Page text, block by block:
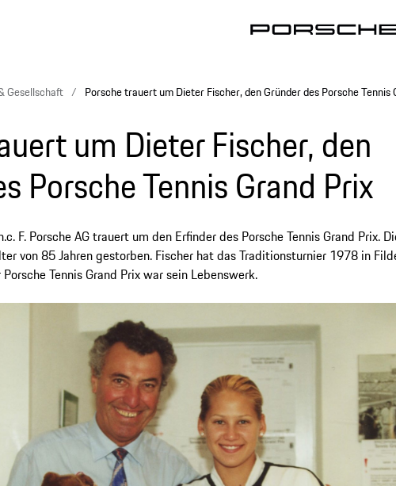
Gesellschaft Porsche trauert um Dieter Fischer, den Gründer des Porsche Tennis
um Dieter Fischer, den
Porsche Tennis Grand Prix
F. Porsche AG trauert um den Erfinder des Porsche Tennis Grand Prix.
von 85 Jahren gestorben. Fischer hat das Traditionsturnier 1978 in
Tennis Grand Prix war sein Lebenswerk.